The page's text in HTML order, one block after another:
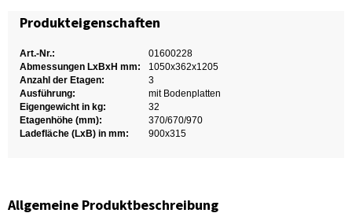
Produkteigenschaften
Art.-Nr.:
01600228
Abmessungen LxBxH mm:
1050x362x1205
Anzahl der Etagen:
3
Ausführung:
mit Bodenplatten
Eigengewicht in kg:
32
Etagenhöhe (mm):
370/670/970
Ladefläche (LxB) in mm:
900x315
Allgemeine Produktbeschreibung